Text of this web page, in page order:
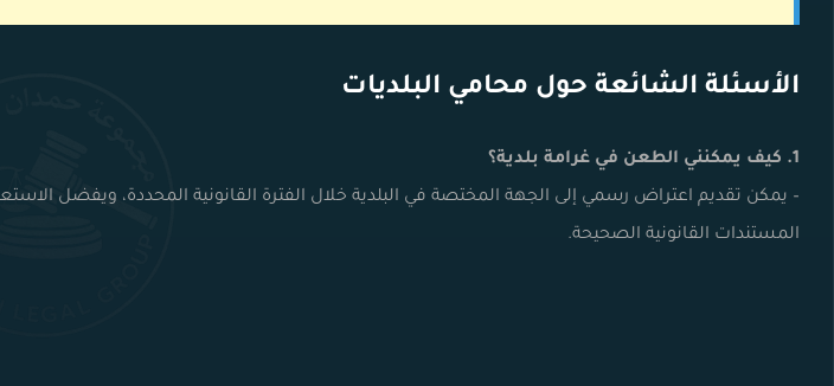
الأسئلة الشائعة حول محامي البلديات
1. كيف يمكنني الطعن في غرامة بلدية؟
– يمكن تقديم اعتراض رسمي إلى الجهة المختصة في البلدية خلال الفترة القانونية المحددة، ويفضل
المستندات القانونية الصحيحة.